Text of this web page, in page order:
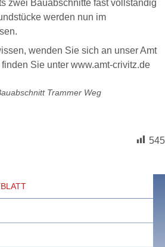
zwei Bauabschnitte fast vollständig
werden nun im
wenden Sie sich an unser Amt
Sie unter www.amt-crivitz.de
Trammer Weg
545